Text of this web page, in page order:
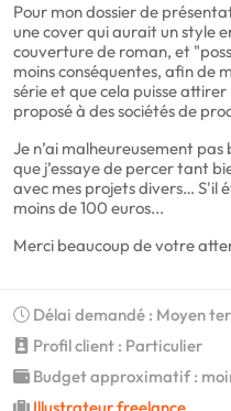
Pour mon dossier de
une cover qui aurait un style
couverture de roman, et
moins conséquentes, afin de
série et que cela puisse
proposé à des sociétés de
Je n’ai malheureusement
que j’essaye de percer tant
avec mes projets divers… S'il
moins de 100 euros...
Merci beaucoup de votre
Délai demandé : Moyen
Profil client : Particulier
Budget approximatif :